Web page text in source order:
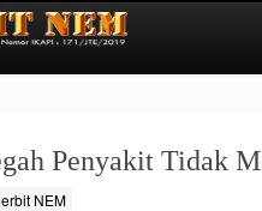
Penyakit Tidak
NEM